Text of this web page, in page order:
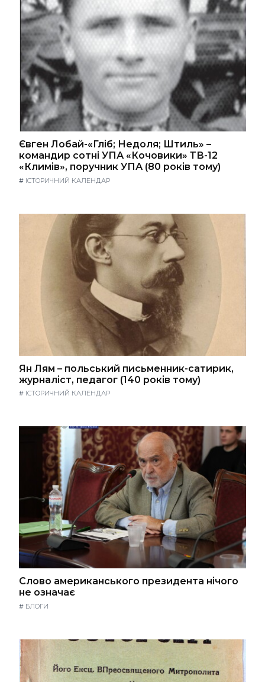
Євген Лобай-«Гліб; Недоля; Штиль» –
командир сотні УПА «Кочовики» ТВ-12
«Климів», поручник УПА (80 років тому)
# ІСТОРИЧНИЙ КАЛЕНДАР
Ян Лям – польський письменник-сатирик,
журналіст, педагог (140 років тому)
# ІСТОРИЧНИЙ КАЛЕНДАР
Слово американського президента нічого
не означає
# БЛОГИ